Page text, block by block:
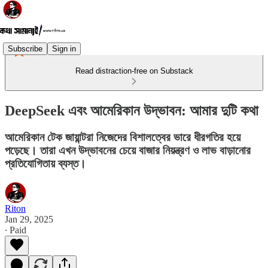
Subscribe Sign in
Read distraction-free on Substack
DeepSeek এবং আমেরিকান উদ্ভাবন: আমার দুটি কথা
আমেরিকান টেক জায়ান্টরা নিজেদের বিশালত্বের ভারে ধীরগতির হয়ে
পড়েছে। তারা এখন উদ্ভাবনের চেয়ে বাজার নিয়ন্ত্রণ ও লাভ বাড়ানোর
প্রতিযোগিতায় ব্যস্ত।
Riton
Jan 29, 2025
∙ Paid